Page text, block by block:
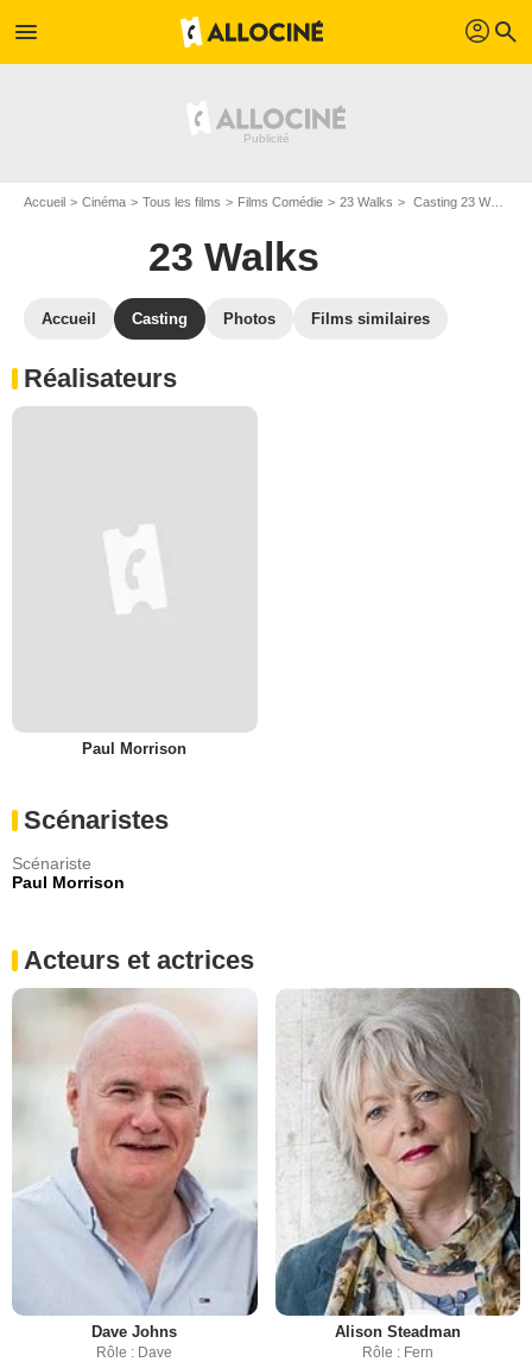
menu profil search
Accueil Cinéma Tous les films Films Comédie 23 Walks Casting 23 Walks
23 Walks
Accueil Casting Photos Films similaires
Réalisateurs
Paul Morrison
Scénaristes
Scénariste
Paul Morrison
Acteurs et actrices
Dave Johns
Rôle : Dave
Alison Steadman
Rôle : Fern